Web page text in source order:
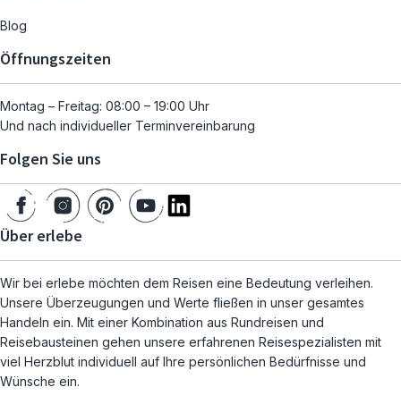
Blog
Öffnungszeiten
Montag – Freitag: 08:00 – 19:00 Uhr
Und nach individueller Terminvereinbarung
Folgen Sie uns
Über erlebe
Wir bei erlebe möchten dem Reisen eine Bedeutung verleihen.
Unsere Überzeugungen und Werte fließen in unser gesamtes
Handeln ein. Mit einer Kombination aus Rundreisen und
Reisebausteinen gehen unsere erfahrenen Reisespezialisten mit
viel Herzblut individuell auf Ihre persönlichen Bedürfnisse und
Wünsche ein.